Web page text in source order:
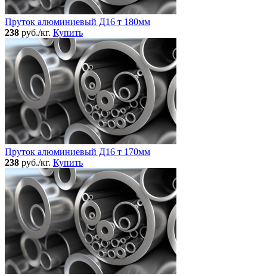
Пруток алюминиевый Д16 т 180мм
238 руб./кг. Купить
Пруток алюминиевый Д16 т 170мм
238 руб./кг. Купить